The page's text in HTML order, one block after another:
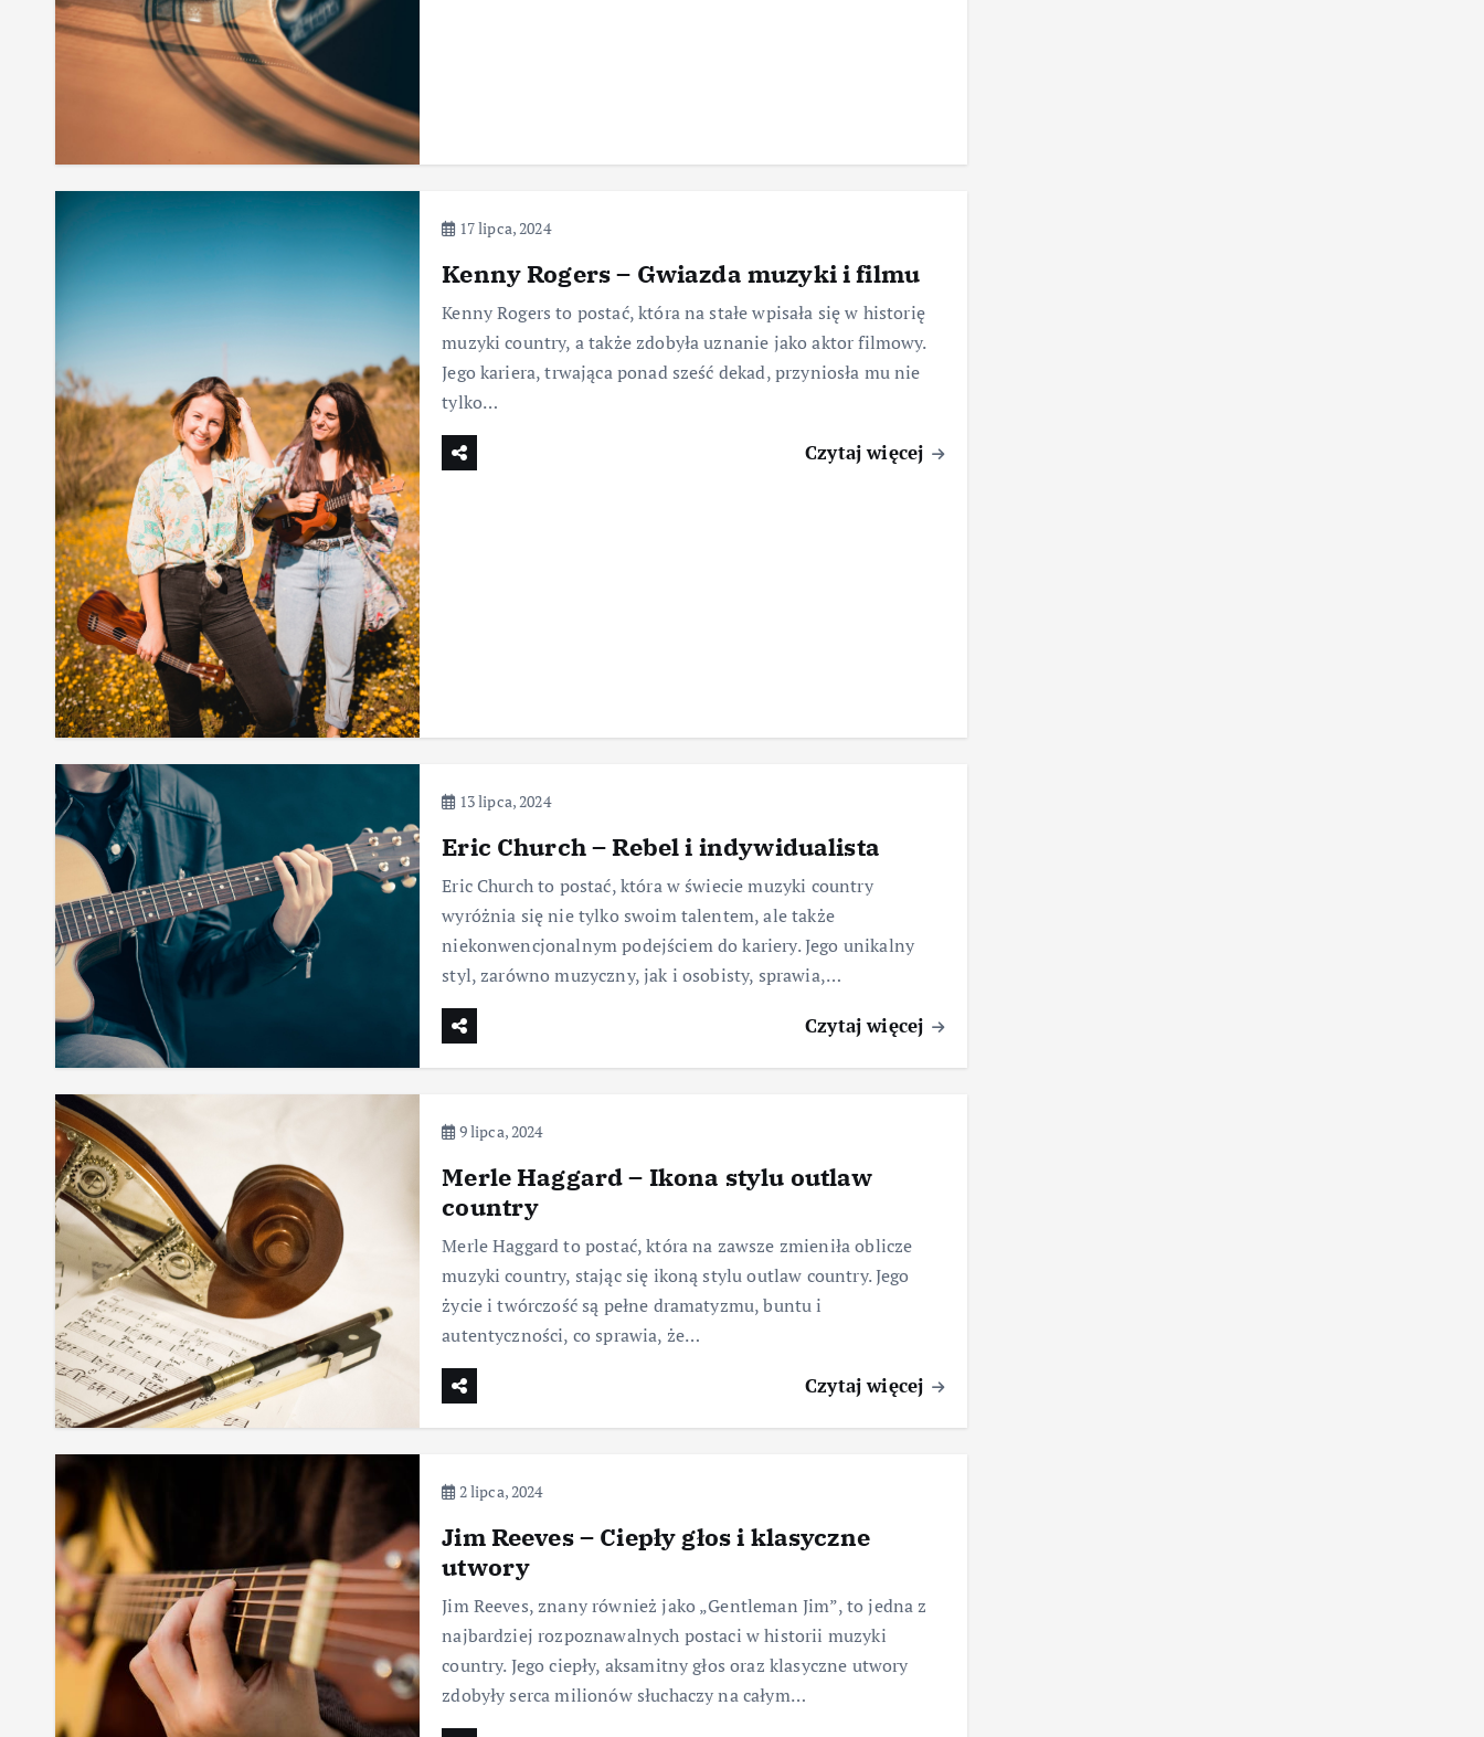
17 lipca, 2024
Kenny Rogers – Gwiazda muzyki i filmu
Kenny Rogers to postać, która na stałe wpisała się w historię
muzyki country, a także zdobyła uznanie jako aktor filmowy.
Jego kariera, trwająca ponad sześć dekad, przyniosła mu nie
tylko…
Czytaj więcej
13 lipca, 2024
Eric Church – Rebel i indywidualista
Eric Church to postać, która w świecie muzyki country
wyróżnia się nie tylko swoim talentem, ale także
niekonwencjonalnym podejściem do kariery. Jego unikalny
styl, zarówno muzyczny, jak i osobisty, sprawia,…
Czytaj więcej
9 lipca, 2024
Merle Haggard – Ikona stylu outlaw
country
Merle Haggard to postać, która na zawsze zmieniła oblicze
muzyki country, stając się ikoną stylu outlaw country. Jego
życie i twórczość są pełne dramatyzmu, buntu i
autentyczności, co sprawia, że…
Czytaj więcej
2 lipca, 2024
Jim Reeves – Ciepły głos i klasyczne
utwory
Jim Reeves, znany również jako „Gentleman Jim”, to jedna z
najbardziej rozpoznawalnych postaci w historii muzyki
country. Jego ciepły, aksamitny głos oraz klasyczne utwory
zdobyły serca milionów słuchaczy na całym…